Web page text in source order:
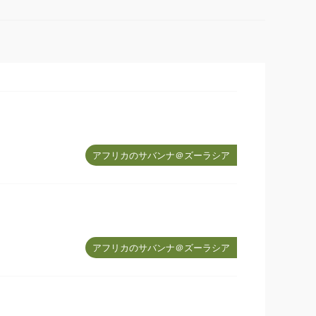
アフリカのサバンナ＠ズーラシア
アフリカのサバンナ＠ズーラシア